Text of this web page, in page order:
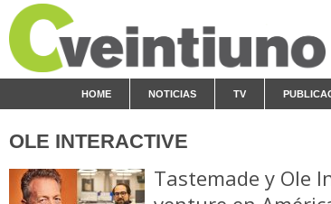
HOME NOTICIAS TV
OLE INTERACTIVE
Tastemade y Ole